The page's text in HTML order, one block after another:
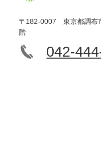
〒182-0007 東京都調布
階
042-